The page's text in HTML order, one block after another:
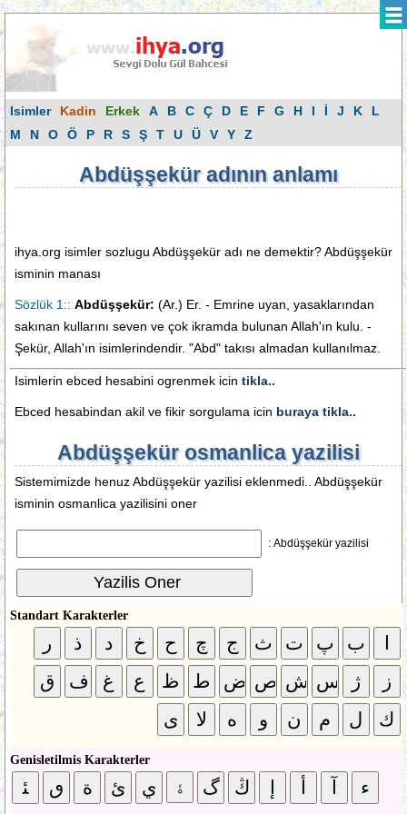
Isimler Kadin Erkek A B C Ç D E F G H I İ J K
L
M
N O Ö P R S Ş T U Ü V Y Z
Abdüşşekür adının anlamı
ihya.org isimler sozlugu Abdüşşekür adı ne demektir? Abdüşşekür
isminin manası
Sözlük 1:: Abdüşşekür: (Ar.) Er. - Emrine uyan, yasaklarından
sakınan kullarını seven ve çok ikramda bulunan Al­lah'ın kulu. -
Şekür, Allah'ın isimle­rindendir. "Abd" takısı almadan kullanılmaz.
Isimlerin ebced hesabini ogrenmek icin tikla..
Ebced hesabindan akil ve fikir sorgulama icin buraya tikla..
Abdüşşekür osmanlica yazilisi
Sistemimizde henuz Abdüşşekür yazilisi eklenmedi.. Abdüşşekür
isminin osmanlica yazilisini oner
Abdüşşekür yazilisi :
Standart Karakterler
Genisletilmis Karakterler